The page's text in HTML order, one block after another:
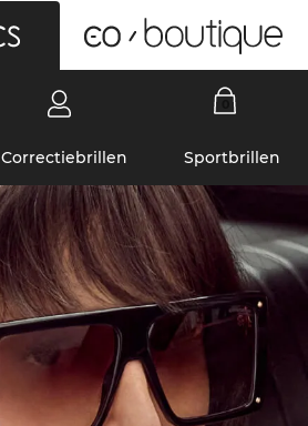
Correctiebrillen Sportbrillen